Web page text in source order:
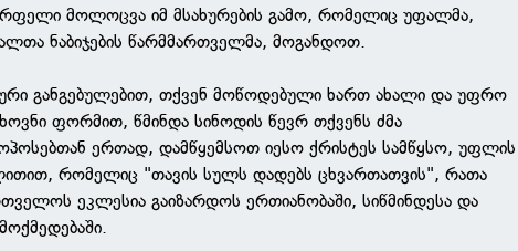
მოლოცვა იმ მსახურების გამო, რომელიც უფალმა,
ნაბიჯების წარმმართველმა, მოგანდოთ.
განგებულებით, თქვენ მოწოდებული ხართ ახალი და უფრო
ფორმით, წმინდა სინოდის წევრ თქვენს ძმა
ერთად, დამწყემსოთ იესო ქრისტეს სამწყსო, უფლის
რომელიც "თავის სულს დადებს ცხვართათვის", რათა
ეკლესია გაიზარდოს ერთიანობაში, სიწმინდესა და